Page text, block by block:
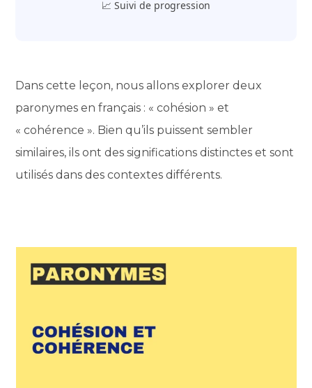
📈 Suivi de progression
Dans cette leçon, nous allons explorer deux
paronymes en français : « cohésion » et
« cohérence ». Bien qu’ils puissent sembler
similaires, ils ont des significations distinctes et sont
utilisés dans des contextes différents.